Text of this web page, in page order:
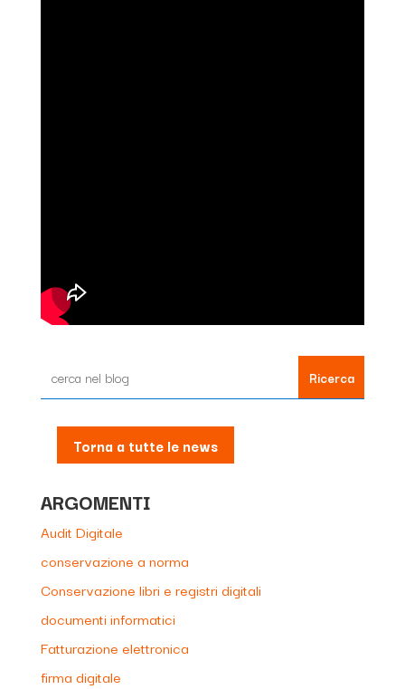
Torna a tutte le news
ARGOMENTI
Audit Digitale
conservazione a norma
Conservazione libri e registri digitali
documenti informatici
Fatturazione elettronica
firma digitale